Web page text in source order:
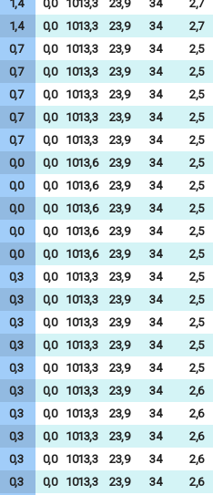
1,4 0,0 1013,3 23,9 34
2,7
1,4 0,0 1013,3 23,9 34
2,7
0,7 0,0 1013,3 23,9 34
2,5
0,7 0,0 1013,3 23,9 34
2,5
0,7 0,0 1013,3 23,9 34
2,5
0,7 0,0 1013,3 23,9 34
2,5
0,7 0,0 1013,3 23,9 34
2,5
0,0 0,0 1013,6 23,9 34
2,5
0,0 0,0 1013,6 23,9 34
2,5
0,0 0,0 1013,6 23,9 34
2,5
0,0 0,0 1013,6 23,9 34
2,5
0,0 0,0 1013,6 23,9 34
2,5
0,3 0,0 1013,3 23,9 34
2,5
0,3 0,0 1013,3 23,9 34
2,5
0,3 0,0 1013,3 23,9 34
2,5
0,3 0,0 1013,3 23,9 34
2,5
0,3 0,0 1013,3 23,9 34
2,5
0,3 0,0 1013,3 23,9 34
2,6
0,3 0,0 1013,3 23,9 34
2,6
0,3 0,0 1013,3 23,9 34
2,6
0,3 0,0 1013,3 23,9 34
2,6
0,3 0,0 1013,3 23,9 34
2,6